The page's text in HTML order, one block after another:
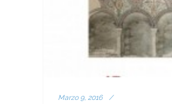
Marzo 9, 2016
/